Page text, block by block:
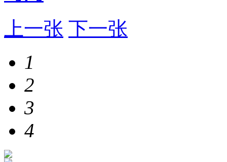
上一张 下一张
1
2
3
4